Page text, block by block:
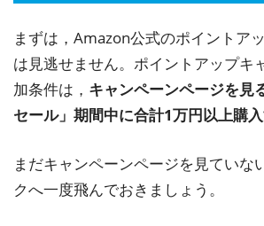
まずは，Amazon公式のポイントア
は見逃せません。ポイントアップキ
加条件は， キャンペーンページを見
セール」期間中に合計1万円以上購
まだキャンペーンページを見ていな
クへ一度飛んでおきましょう。